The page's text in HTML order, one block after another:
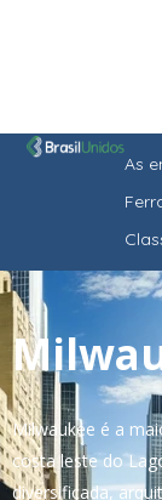
As
Milwaukee é a
costa leste do
diversificada,